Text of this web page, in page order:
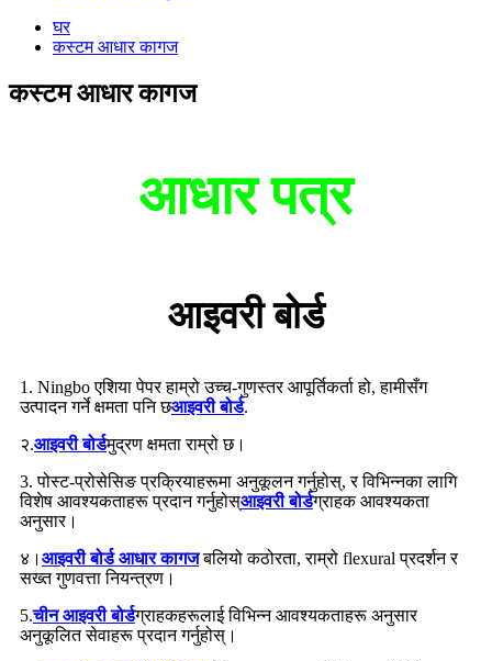
घर
कस्टम आधार कागज
कस्टम आधार कागज
आधार पत्र
आइवरी बोर्ड
1. Ningbo एशिया पेपर हाम्रो उच्च-गुणस्तर आपूर्तिकर्ता हो, हामीसँग
उत्पादन गर्ने क्षमता पनि छआइवरी बोर्ड.
२.आइवरी बोर्डमुद्रण क्षमता राम्रो छ।
3. पोस्ट-प्रोसेसिङ प्रक्रियाहरूमा अनुकूलन गर्नुहोस्, र विभिन्नका लागि
विशेष आवश्यकताहरू प्रदान गर्नुहोस्आइवरी बोर्डग्राहक आवश्यकता
अनुसार।
४। आइवरी बोर्ड आधार कागज बलियो कठोरता, राम्रो flexural प्रदर्शन र
सख्त गुणवत्ता नियन्त्रण।
5.चीन आइवरी बोर्डग्राहकहरूलाई विभिन्न आवश्यकताहरू अनुसार
अनुकूलित सेवाहरू प्रदान गर्नुहोस्।